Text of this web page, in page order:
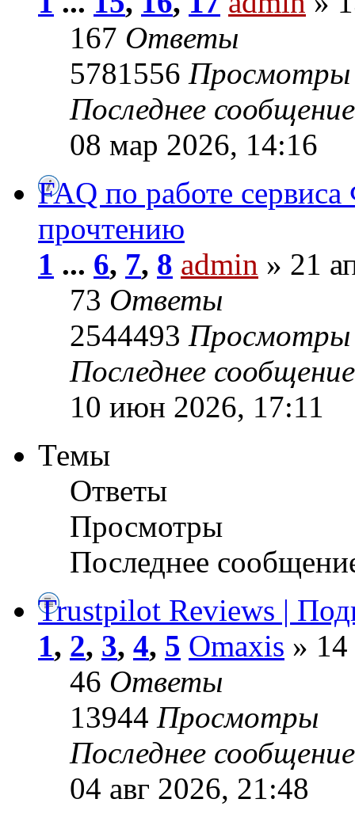
167 Ответы
5781556 Просмотры
Последнее
08 мар 2026, 14:16
FAQ по работе
прочтению
1 ... 6, 7, 8 admin » 21
73 Ответы
2544493 Просмотры
Последнее
10 июн 2026, 17:11
Темы
Ответы
Просмотры
Последнее
Trustpilot Reviews |
1, 2, 3, 4, 5 Omaxis »
46 Ответы
13944 Просмотры
Последнее
04 авг 2026, 21:48